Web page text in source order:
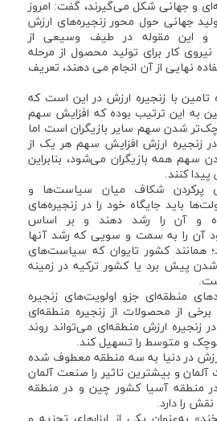
و جهانی شکل می‌گیرند، گفت: امروز
جهانی حول محور زنجیره‌های ارزش
و این مقوله در طیف وسیعی از
کار برای تولید محصول از مرحله
نهایی از آن انجام می دهند، تعریف
تامین با زنجیره ارزش در این است که
به این ترتیب بوده که افزایش سهم
شدن سهم سایر بازیگران است اما
زنجیره ارزش افزایش سهم هر یک از
سهم همه بازیگران می‌شود، بنابراین
کنند.
پرکردن شکاف میان سیاست‌ها و
باید جایگاه خود را در زنجیره‌های
و آن را رشد دهند و بر اساس
آن‌ را به سمت و سویی که رشد آنها
همانند کشور تایوان که سیاست‌های
پیش برد یا کشور ترکیه در زمینه
منطقه‌ای جزو اولویت‌های زنجیره
از محصولات از زنجیره منطقه‌ای
زنجیره ارزش منطقه‌ای می‌تواند روند
و متوسط را تسهیل کند.
ارزش در دنیا به سه منطقه معطوف شده
آلمان و بیشترین تاثیر را صنعت آلمان
در منطقه آسیا کشور چین و در منطقه
را دارد.